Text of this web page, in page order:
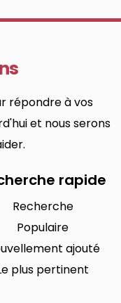
répondre à vos
et nous serons
rapide
Recherche
Populaire
ajouté
plus pertinent